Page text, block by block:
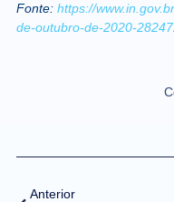
Fonte: https://
de-outubro-de-2020-
Anterior